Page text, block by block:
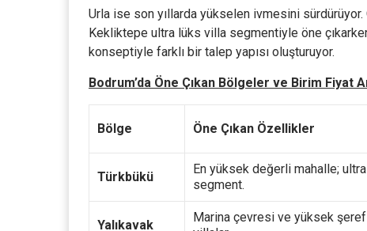
Urla ise son yıllarda yükselen ivmesini sürdürüyor.
Kekliktepe ultra lüks villa segmentiyle öne
konseptiyle farklı bir talep yapısı oluşturuyor.
Bodrum’da Öne Çıkan Bölgeler ve Birim Fiyat
Bölge Öne Çıkan Özellikler
Türkbükü
En yüksek değerli mahalle;
segment.
Yalıkavak
Marina çevresi ve yüksek